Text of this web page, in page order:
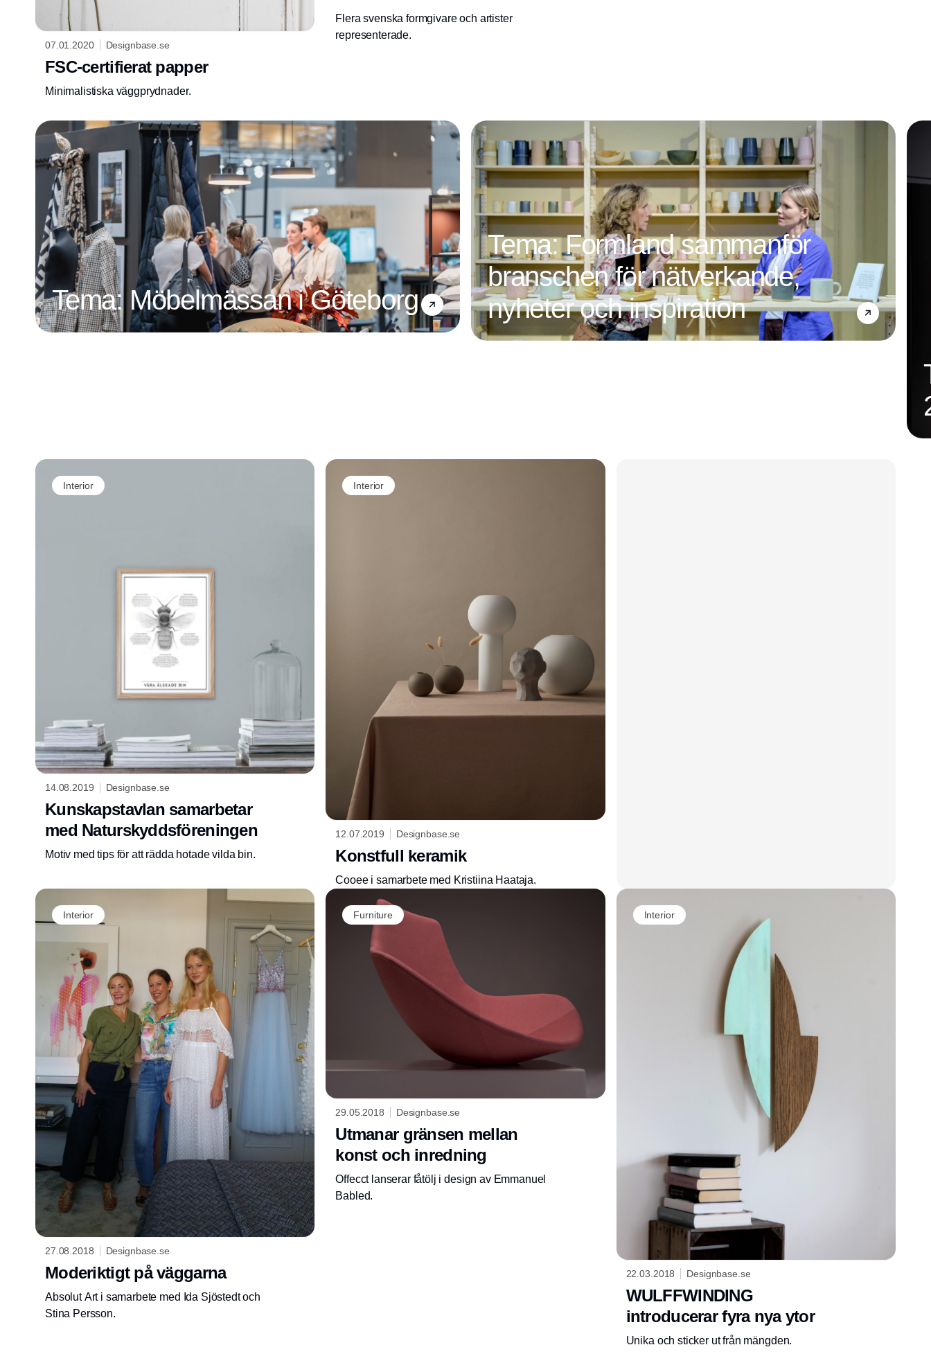
07.01.2020 Designbase.se
FSC-certifierat papper
Minimalistiska väggprydnader.
Flera svenska formgivare och artister
representerade.
Tema: Möbelmässan i Göteborg
Tema: Formland sammanför
branschen för nätverkande,
nyheter och inspiration
Interior
14.08.2019 Designbase.se
Kunskapstavlan samarbetar
med Naturskyddsföreningen
Motiv med tips för att rädda hotade vilda bin.
Interior
12.07.2019 Designbase.se
Konstfull keramik
Cooee i samarbete med Kristiina Haataja.
Interior
27.08.2018 Designbase.se
Moderiktigt på väggarna
Absolut Art i samarbete med Ida Sjöstedt och
Stina Persson.
Furniture
29.05.2018 Designbase.se
Utmanar gränsen mellan
konst och inredning
Offecct lanserar fåtölj i design av Emmanuel
Babled.
Interior
22.03.2018 Designbase.se
WULFFWINDING
introducerar fyra nya ytor
Unika och sticker ut från mängden.